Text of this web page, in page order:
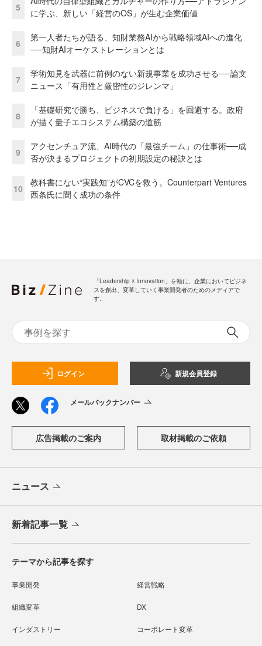
5
に学ぶ、新しい「経営のOS」が生む企業価値
6
第一人者たちが語る、知財業務AIから戦略領域AIへの進化
──知財AIオーケストレーションとは
7
学術知見を武器に前例のない新規事業を成功させる──論文
ニュース「有用性と厳密性のジレンマ」
8
「基礎研究で勝ち、ビジネスで負ける」を回避する。政府
が描く量子エコシステム構築の道筋
9
アクセンチュア流、AI時代の「最強チーム」の仕事術──成
否が決まるプロジェクトの初期設定の秘訣とは
10
教科書にない“実践知”がCVCを救う。Counterpart Ventures
西条氏に聞く成功の条件
「Leadership ☓ Innovation」を軸に、企業においてビジネ
スを創出、変革していく事業開発者のためのメディアで
す。
ログイン 新規会員登録
メールバックナンバー
広告掲載のご案内 取材掲載のご依頼
ニュース
新着記事一覧
テーマから記事を探す
事業開発 経営戦略
組織変革 DX
インダストリー コーポレート変革